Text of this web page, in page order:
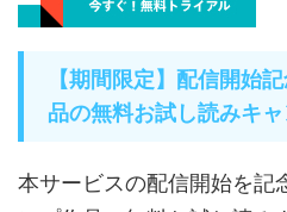
【期間限定】配信開始
品の無料お試し読みキャ
本サービスの配信開始を記